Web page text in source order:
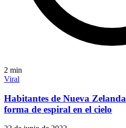
2 min
Viral
Habitantes de Nueva
forma de espiral en el cielo